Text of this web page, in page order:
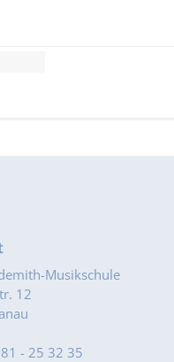
Musikschule
12
- 25 32 35